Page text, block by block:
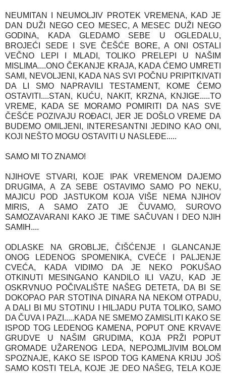
NEUMITAN I NEUMOLJIV PROTEK VREMENA, KAD JE
DAN DUŽI NEGO CEO MESEC, A MESEC DUŽI NEGO
GODINA, KADA GLEDAMO SEBE U OGLEDALU,
BROJEĆI SEDE I SVE ČEŠĆE BORE, A ONI OSTALI
VEČNO LEPI I MLADI, TOLIKO PRELEPI U NAŠIM
MISLIMA....ONO ČEKANJE KRAJA, KADA ĆEMO UMRETI
SAMI, NEVOLJENI, KADA NAS SVI POČNU PRIPITKIVATI
DA LI SMO NAPRAVILI TESTAMENT, KOME ĆEMO
OSTAVITI....STAN, KUĆU, NAKIT, KRZNA, KNJIGE.....TO
VREME, KADA SE MORAMO POMIRITI DA NAS SVE
ČEŠĆE POZIVAJU ROĐACI, JER JE DOŠLO VREME DA
BUDEMO OMILJENI, INTERESANTNI JEDINO KAO ONI,
KOJI NEŠTO MOGU OSTAVITI U NASLEĐE.....
SAMO MI TO ZNAMO!
NJIHOVE STVARI, KOJE IPAK VREMENOM DAJEMO
DRUGIMA, A ZA SEBE OSTAVIMO SAMO PO NEKU,
MAJICU POD JASTUKOM KOJA VIŠE NEMA NJIHOV
MIRIS, A SAMO ZATO JE ČUVAMO, SUROVO
SAMOZAVARANI KAKO JE TIME SAČUVAN I DEO NJIH
SAMIH....
ODLASKE NA GROBLJE, ČIŠĆENJE I GLANCANJE
ONOG LEDENOG SPOMENIKA, CVEĆE I PALJENJE
CVEĆA, KADA VIDIMO DA JE NEKO POKUŠAO
OTKINUTI MESINGANO KANDILO ILI VAZU, KAD JE
OSKRVNUO POČIVALIŠTE NAŠEG DETETA, DA BI SE
DOKOPAO PAR STOTINA DINARA NA NEKOM OTPADU,
A DALI BI MU STOTINU I HILJADU PUTA TOLIKO, SAMO
DA ČUVA I PAZI.....KADA NE SMEMO ZAMISLITI KAKO SE
ISPOD TOG LEDENOG KAMENA, POPUT ONE KRVAVE
GRUDVE U NAŠIM GRUDIMA, KOJA PRŽI POPUT
GROMADE UŽARENOG LEDA, NEPOJMLJIVIM BOLOM
SPOZNAJE, KAKO SE ISPOD TOG KAMENA KRIJU JOŠ
SAMO KOSTI TELA, KOJE JE DEO NAŠEG, TELA KOJE